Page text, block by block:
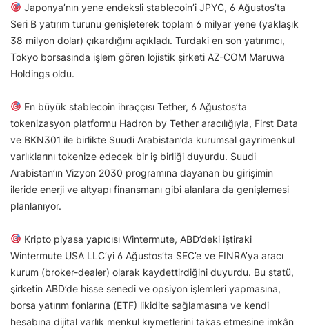
Japonya’nın yene endeksli stablecoin’i JPYC, 6 Ağustos’ta
Seri B yatırım turunu genişleterek toplam 6 milyar yene (yaklaşık
38 milyon dolar) çıkardığını açıkladı. Turdaki en son yatırımcı,
Tokyo borsasında işlem gören lojistik şirketi AZ-COM Maruwa
Holdings oldu.
En büyük stablecoin ihraççısı Tether, 6 Ağustos’ta
tokenizasyon platformu Hadron by Tether aracılığıyla, First Data
ve BKN301 ile birlikte Suudi Arabistan’da kurumsal gayrimenkul
varlıklarını tokenize edecek bir iş birliği duyurdu. Suudi
Arabistan’ın Vizyon 2030 programına dayanan bu girişimin
ileride enerji ve altyapı finansmanı gibi alanlara da genişlemesi
planlanıyor.
Kripto piyasa yapıcısı Wintermute, ABD’deki iştiraki
Wintermute USA LLC’yi 6 Ağustos’ta SEC’e ve FINRA’ya aracı
kurum (broker-dealer) olarak kaydettirdiğini duyurdu. Bu statü,
şirketin ABD’de hisse senedi ve opsiyon işlemleri yapmasına,
borsa yatırım fonlarına (ETF) likidite sağlamasına ve kendi
hesabına dijital varlık menkul kıymetlerini takas etmesine imkân